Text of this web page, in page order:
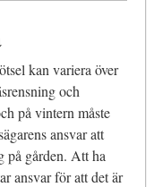
kan variera över
och
på vintern måste
ansvar att
på gården. Att ha
ansvar för att det är